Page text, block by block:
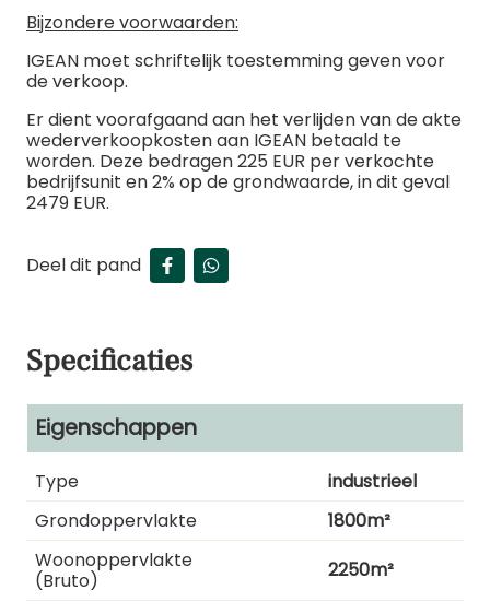
Bijzondere voorwaarden:
IGEAN moet schriftelijk toestemming geven voor
de verkoop.
Er dient voorafgaand aan het verlijden van de akte
wederverkoopkosten aan IGEAN betaald te
worden. Deze bedragen 225 EUR per verkochte
bedrijfsunit en 2% op de grondwaarde, in dit geval
2479 EUR.
Deel dit pand
Specificaties
Eigenschappen
Type
industrieel
Grondoppervlakte
1800m²
Woonoppervlakte
(bruto)
2250m²